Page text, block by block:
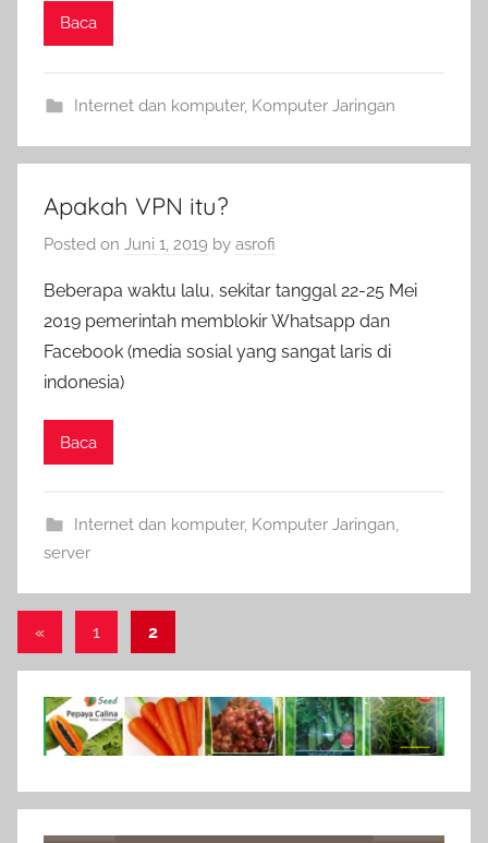
Baca
Internet dan komputer, Komputer Jaringan
Apakah VPN itu?
Posted on Juni 1, 2019 by asrofi
Beberapa waktu lalu, sekitar tanggal 22-25 Mei
2019 pemerintah memblokir Whatsapp dan
Facebook (media sosial yang sangat laris di
indonesia)
Baca
Internet dan komputer, Komputer Jaringan,
server
Paginasi
pos
«Previous
1 2